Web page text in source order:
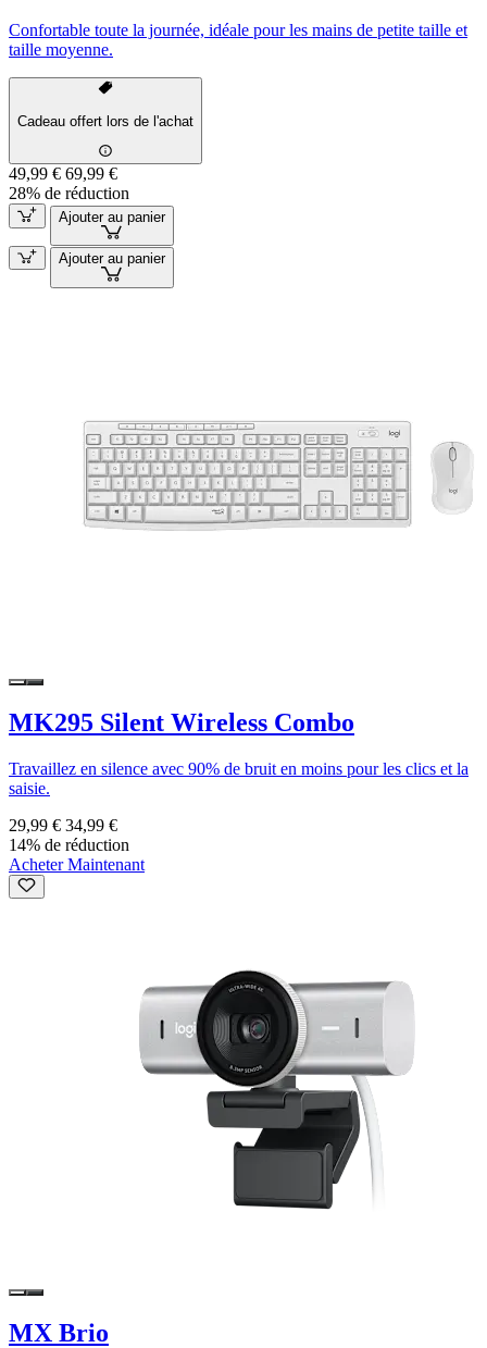
Confortable toute la journée, idéale pour les mains de petite taille et
taille moyenne.
Cadeau offert lors de l'achat
49,99 € 69,99 €
28% de réduction
Ajouter au panier
Ajouter au panier
MK295 Silent Wireless Combo
Travaillez en silence avec 90% de bruit en moins pour les clics et la
saisie.
29,99 € 34,99 €
14% de réduction
Acheter Maintenant
MX Brio